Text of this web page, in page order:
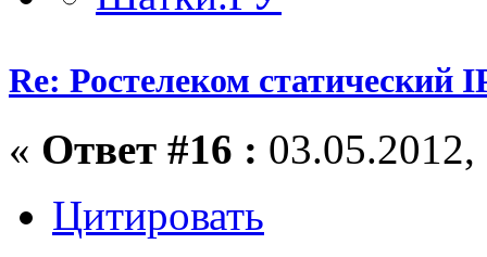
Re: Ростелеком статический
« Ответ #16 :
Цитировать